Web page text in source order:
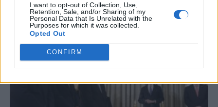
I want to opt-out of Collection, Use,
Retention, Sale, and/or Sharing of my
Personal Data that Is Unrelated with the
Purposes for which it was collected.
Opted Out
CONFIRM
ΣΧΕΤΙΚΆ ΆΡΘΡΑ